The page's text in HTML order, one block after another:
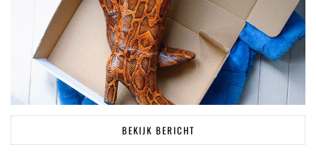
BEKIJK BERICHT